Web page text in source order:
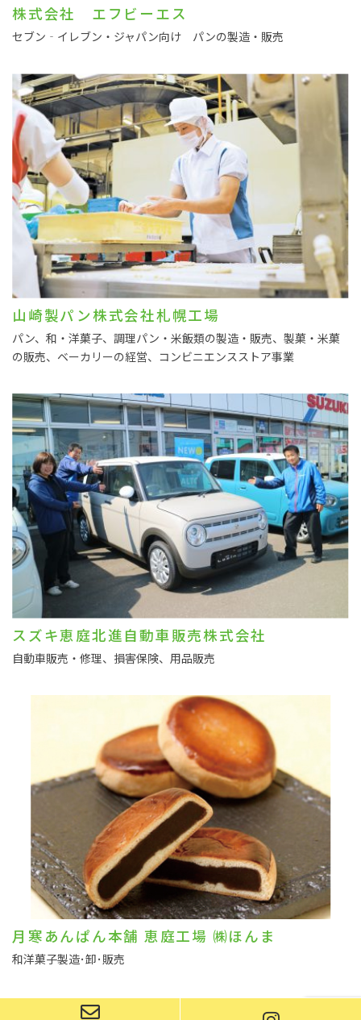
株式会社 エフビーエス
セブン‐イレブン・ジャパン向け パンの製造・販売
山崎製パン株式会社札幌工場
パン、和・洋菓子、調理パン・米飯類の製造・販売、製菓・米菓
の販売、ベーカリーの経営、コンビニエンスストア事業
スズキ恵庭北進自動車販売株式会社
自動車販売・修理、損害保険、用品販売
月寒あんぱん本舗 恵庭工場 ㈱ほんま
和洋菓子製造･卸･販売